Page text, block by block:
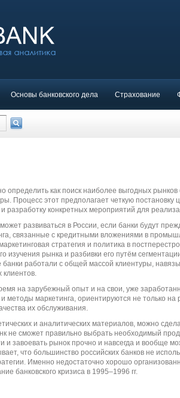
Основы банковского дела Страхование
определить как поиск наиболее выгодных рынков
Процесс этот предполагает четкую
разработку конкретных мероприятий для
развиваться в России, если банки будут
связанные с кредитными вложениями в
стратегия и политика в
изучения рынка и разбивки его путём
работали с общей массой клиентуры,
на зарубежный опыт и на свои, уже
методы маркетинга, ориентируются не только на
их обслуживания.
и аналитических материалов, можно
не сможет правильно выбрать необходимый
и завоевать рынок прочно и навсегда и вообще
что большинство российских банков не
Именно недостаточно хорошо
банковского кризиса в 1995–1996 гг.